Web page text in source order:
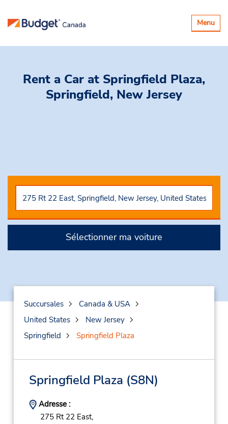
Basculer
la
Menu
Rent a Car at Springfield Plaza,
Springfield, New Jersey
Sélectionner ma voiture
Succursales
Canada & USA
United States
New Jersey
Springfield
Springfield Plaza
Springfield Plaza (S8N)
Adresse :
275 Rt 22 East,